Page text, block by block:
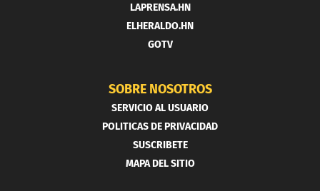
LAPRENSA.HN
ELHERALDO.HN
GOTV
SOBRE NOSOTROS
SERVICIO AL USUARIO
POLITICAS DE PRIVACIDAD
SUSCRIBETE
MAPA DEL SITIO